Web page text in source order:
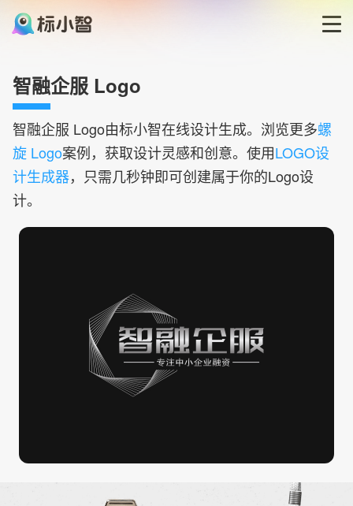
LOGO生成器
LOGO模板
智融企服 Logo
智融企服 Logo由标小智在线设计生成。浏览更多螺
旋 Logo案例，获取设计灵感和创意。使用LOGO设
计生成器，只需几秒钟即可创建属于你的Logo设
计。